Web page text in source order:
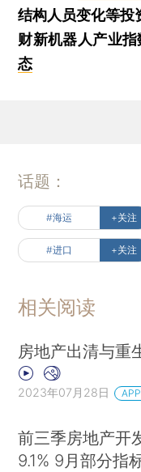
结构人员变化等投
财新机器人产业指
态
话题：
#海运 +关注
#进口 +关注
相关阅读
房地产出清与重
2023年07月28日
前三季房地产开
9.1% 9月部分指